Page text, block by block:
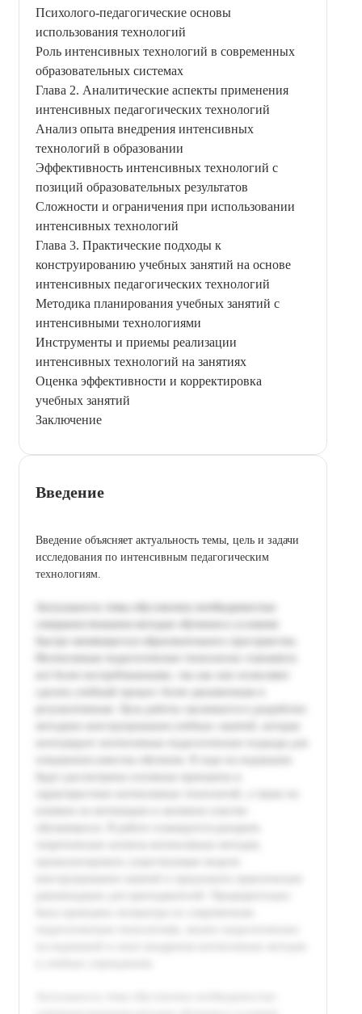
Психолого-педагогические основы
использования технологий
Роль интенсивных технологий в современных
образовательных системах
Глава 2. Аналитические аспекты применения
интенсивных педагогических технологий
Анализ опыта внедрения интенсивных
технологий в образовании
Эффективность интенсивных технологий с
позиций образовательных результатов
Сложности и ограничения при использовании
интенсивных технологий
Глава 3. Практические подходы к
конструированию учебных занятий на основе
интенсивных педагогических технологий
Методика планирования учебных занятий с
интенсивными технологиями
Инструменты и приемы реализации
интенсивных технологий на занятиях
Оценка эффективности и корректировка
учебных занятий
Заключение
Введение
Введение объясняет актуальность темы, цель и задачи
исследования по интенсивным педагогическим
технологиям.